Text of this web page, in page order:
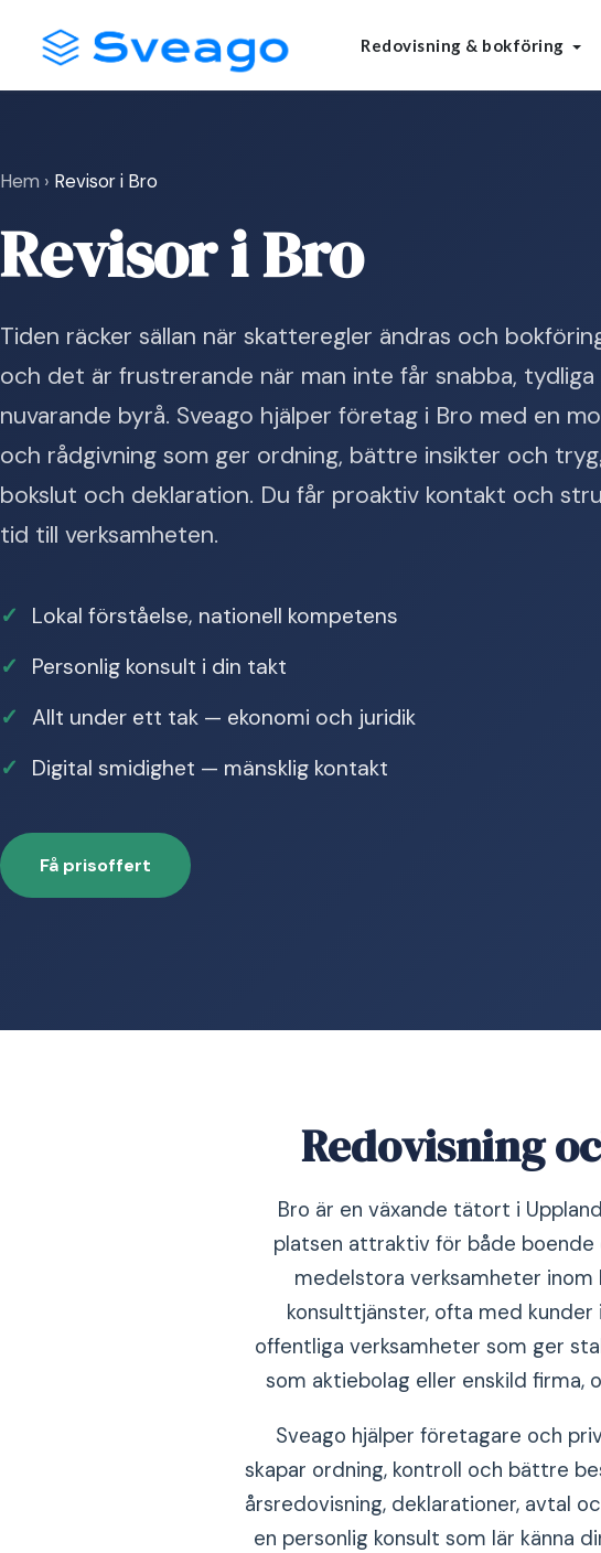
Redovisning & bokföring
Hem › Revisor i Bro
Revisor i Bro
Tiden räcker sällan när skatteregler ändras och
och det är frustrerande när man inte får snabba, tydliga
nuvarande byrå. Sveago hjälper företag i Bro med en
och rådgivning som ger ordning, bättre insikter och
bokslut och deklaration. Du får proaktiv kontakt och
tid till verksamheten.
Lokal förståelse, nationell kompetens
Personlig konsult i din takt
Allt under ett tak — ekonomi och juridik
Digital smidighet — mänsklig kontakt
Få prisoffert
Redovisning
Bro är en växande tätort i
platsen attraktiv för både boende
medelstora verksamheter inom
konsulttjänster, ofta med
offentliga verksamheter som ger
som aktiebolag eller enskild firma,
Sveago hjälper företagare och
skapar ordning, kontroll och bättre
årsredovisning, deklarationer, avtal
en personlig konsult som lär känna